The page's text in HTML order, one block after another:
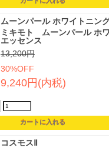
ムーンパール ホワイトニン
ミキモト ムーンパール ホ
エッセンス
13,200円
30%OFF
9,240円(内税)
コスモスⅡ